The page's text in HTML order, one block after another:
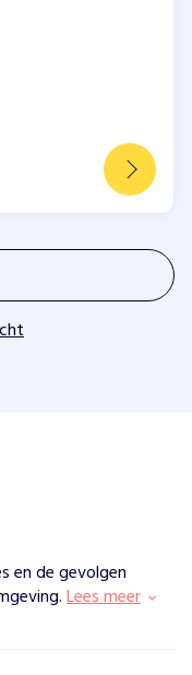
en de gevolgen
Lees meer